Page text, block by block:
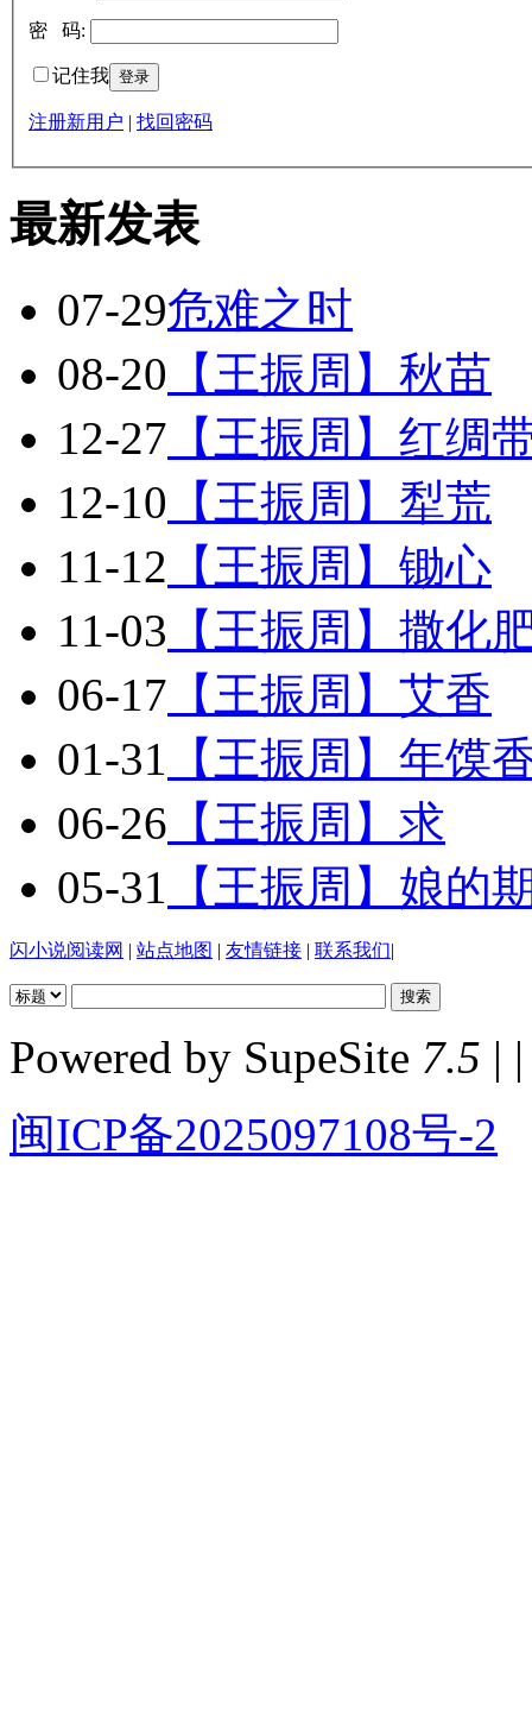
密 码:
记住我
注册新用户 | 找回密码
最新发表
07-29危难之时
08-20 【王振周】秋苗
12-27 【王振周】红绸
12-10 【王振周】犁荒
11-12 【王振周】锄心
11-03 【王振周】撒化
06-17 【王振周】艾香
01-31 【王振周】年馍
06-26 【王振周】求
05-31 【王振周】娘的
闪小说阅读网 | 站点地图 | 友情链接 | 联系我们|
Powered by SupeSite 7.5 | |
闽ICP备2025097108号-2